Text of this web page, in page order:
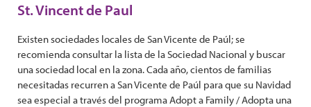
St. Vincent de Paul
Existen sociedades locales de San Vicente de Paúl; se
recomienda consultar la lista de la Sociedad Nacional y buscar
una sociedad local en la zona. Cada año, cientos de familias
necesitadas recurren a San Vicente de Paúl para que su Navidad
sea especial a través del programa Adopt a Family / Adopta una